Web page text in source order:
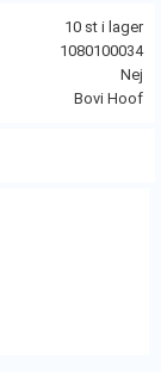
10 st i lager
1080100034
Nej
Bovi Hoof